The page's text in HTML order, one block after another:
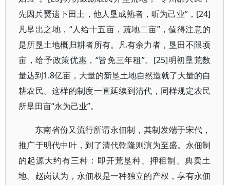
先因兵燹遗下田土，他人垦成熟者，听为己业”，[24]
凡垦出之地，“人给十五亩，蔬地二亩”，值得注意的
是所垦土地概归耕者所有。凡有余力者，垦田不限顷
亩，给予政策优惠，“皆免三年租”。[25]明初垦荒数
量达到1.8亿亩，大量的新垦土地自然造就了大量的自
耕农民。这样的制度一直延续到清代，同样规定农民
所垦田亩“永为己业”。
东南省份又流行所谓永佃制，其制发端于宋代，
推广于明代中叶，到了清代乾隆则演为至盛。永佃制
的起源大约有三种：即开荒垦种、押租制、典卖土
地。赵岗认为，永佃权是一种独立的产权，享有永佃